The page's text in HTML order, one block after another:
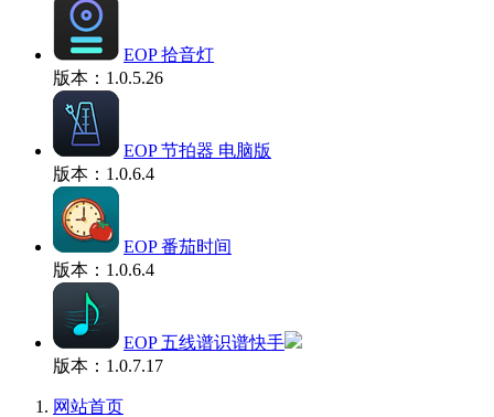
EOP 拾音灯
版本：1.0.5.26
EOP 节拍器 电脑版
版本：1.0.6.4
EOP 番茄时间
版本：1.0.6.4
EOP 五线谱识谱快手
版本：1.0.7.17
网站首页